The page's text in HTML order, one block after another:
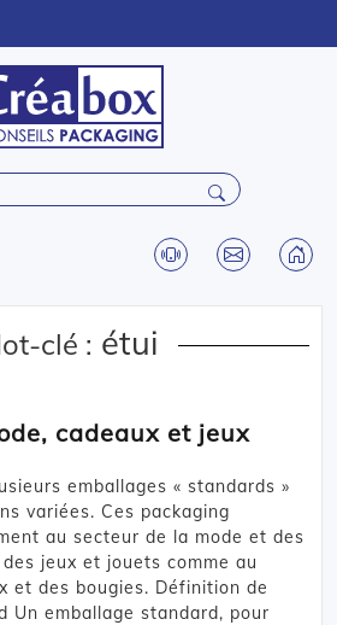
clé : étui
cadeaux et jeux
emballages « standards »
variées. Ces packaging
au secteur de la mode et des
jeux et jouets comme au
et des bougies. Définition de
Un emballage standard, pour